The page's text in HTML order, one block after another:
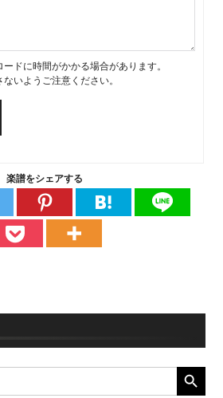
ドに時間がかかる場合があります。
いようご注意ください。
楽譜をシェアする
SEARCH